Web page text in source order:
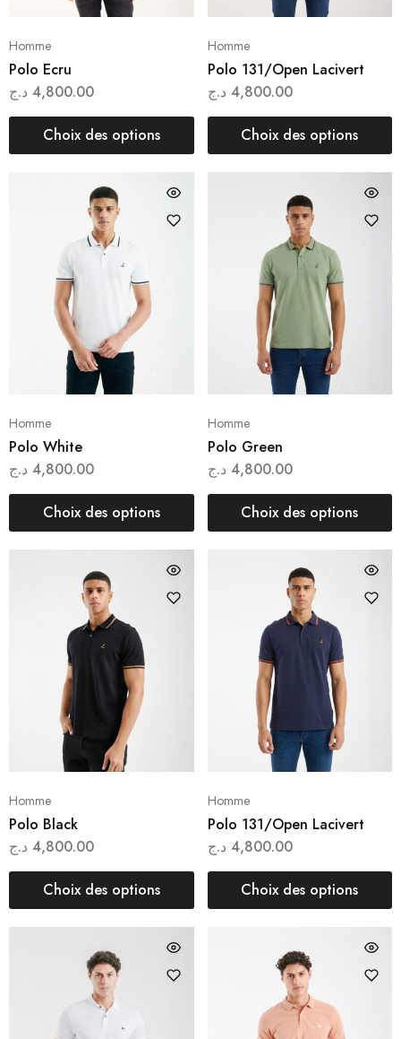
Homme
Polo Ecru
4,800.00 د.ج
Choix des options
Homme
Polo 131/Open Lacivert
4,800.00 د.ج
Choix des options
Homme
Polo White
4,800.00 د.ج
Choix des options
Homme
Polo Green
4,800.00 د.ج
Choix des options
Homme
Polo Black
4,800.00 د.ج
Choix des options
Homme
Polo 131/Open Lacivert
4,800.00 د.ج
Choix des options